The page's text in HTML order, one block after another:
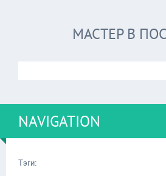
МАСТЕР В
NAVIGATION
Тэги: